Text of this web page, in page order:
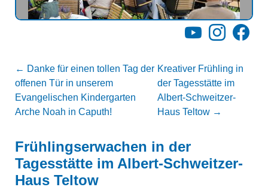
YouTubeInstagram
← Danke für einen tollen Tag der
offenen Tür in unserem
Evangelischen Kindergarten
Arche Noah in Caputh!
Kreativer Frühling in
der Tagesstätte im
Albert-Schweitzer-
Haus Teltow →
Frühlingserwachen in der
Tagesstätte im Albert-Schweitzer-
Haus Teltow